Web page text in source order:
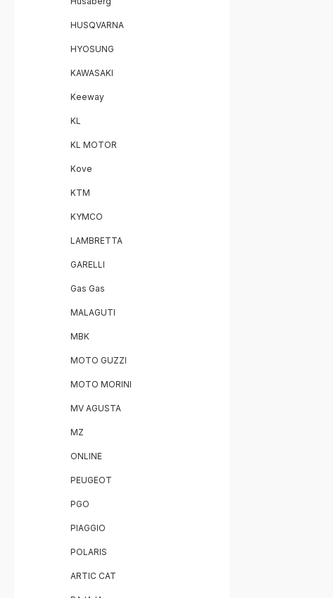
HUSQVARNA
HYOSUNG
KAWASAKI
Keeway
KL
KL MOTOR
Kove
KTM
KYMCO
LAMBRETTA
GARELLI
Gas Gas
MALAGUTI
MBK
MOTO GUZZI
MOTO MORINI
MV AGUSTA
MZ
ONLINE
PEUGEOT
PGO
PIAGGIO
POLARIS
ARTIC CAT